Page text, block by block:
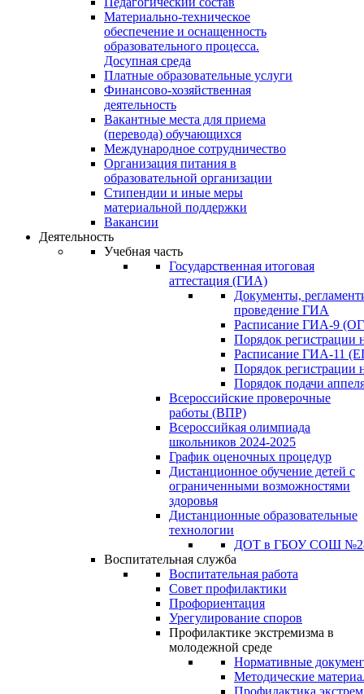
Материально-техническое
обеспечение и оснащенность
образовательного процесса.
Досупная среда
Платные образовательные услуги
Финансово-хозяйственная
деятельность
Вакантные места для приема
(перевода) обучающихся
Международное сотрудничество
Организация питания в
образовательной организации
Стипендии и иные меры
материальной поддержки
Вакансии
Деятельность
Учебная часть
Государственная итоговая
аттестация (ГИА)
Документы,
проведение ГИА
Расписание ГИА-9
Порядок регистрации
Расписание ГИА-11
Порядок регистрации
Порядок подачи
Всероссийские проверочные
работы (ВПР)
Всероссийкая олимпиада
школьников 2024-2025
График оценочных процедур
Дистанционное обучение детей с
ограниченными возможностями
здоровья
Дистанционные образовательные
технологии
ДОТ в ГБОУ СОШ
Воспитательная служба
Воспитательная работа
Совет профилактики
Профориентация
Урегулирование споров
Профилактике экстремизма в
молодежной среде
Нормативные
Методические
Профилактика